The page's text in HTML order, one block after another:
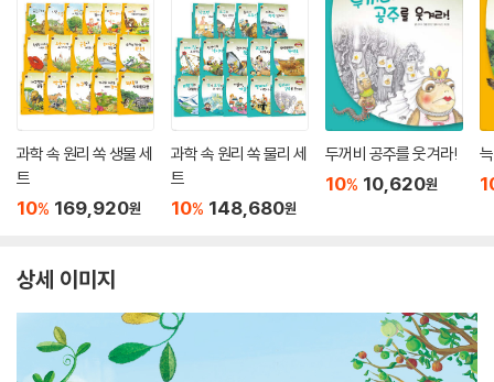
과학 속 원리 쏙 생물 세
트
10% 169,920원
과학 속 원리 쏙 물리 세
트
10% 148,680원
두꺼비 공주를 웃겨라!
10% 10,620원
상세 이미지